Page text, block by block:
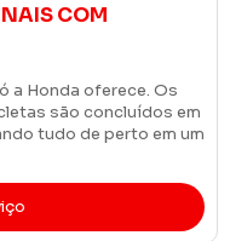
ALINHAMENTO E
Realize sempre as
segurança em dia.
funcionamento da sua